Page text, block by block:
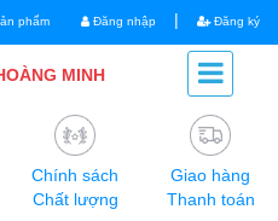
phẩm Đăng nhập | Đăng ký
MINH
Chính sách
Chất lượng
Giao hàng
Thanh toán